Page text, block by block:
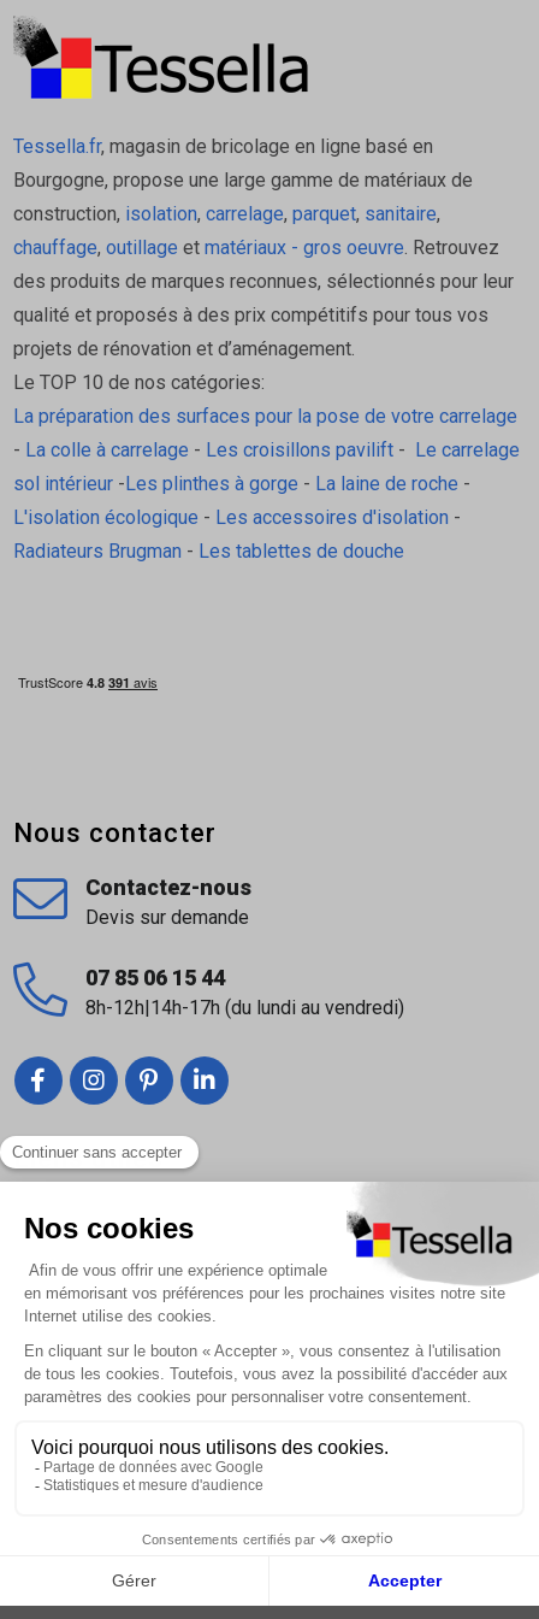
Tessella.fr, magasin de bricolage en ligne basé en
Bourgogne, propose une large gamme de matériaux de
construction, isolation, carrelage, parquet, sanitaire,
chauffage, outillage et matériaux - gros oeuvre. Retrouvez
des produits de marques reconnues, sélectionnés pour leur
qualité et proposés à des prix compétitifs pour tous vos
projets de rénovation et d’aménagement.
Le TOP 10 de nos catégories:
La préparation des surfaces pour la pose de votre carrelage
- La colle à carrelage - Les croisillons pavilift- Le carrelage
sol intérieur-Les plinthes à gorge - La laine de roche -
L'isolation écologique - Les accessoires d'isolation -
Radiateurs Brugman - Les tablettes de douche
Liens utiles
Nous contacter
À propos
Paiement sécurisé
Livraison | Retour client
Nos tutos
Connexion / Inscription
Nous contacter
Contactez-nous
Devis sur demande
07 85 06 15 44
8h-12h|14h-17h (du lundi au vendredi)
2018 - 2026 © Tessella, Tous droits réservés